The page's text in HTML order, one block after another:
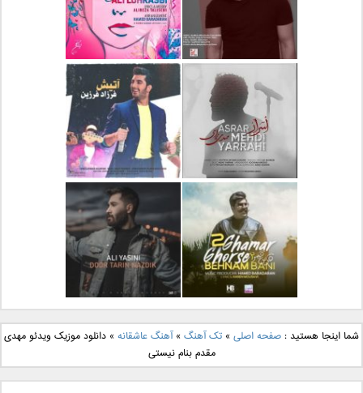
دانلود آهنگ جدید رضا
بهرام بنام نگار
دانلود آهنگ جدید علی
لهراسبی بنام صورت
دانلود آهنگ جدید مهدی
یراحی بنام اسرار
دانلود آهنگ جدید فرزاد
فرزین بنام آتیش
دانلود آهنگ جدید بهنام
بانی بنام قرص قمر 2
دانلود آهنگ جدید علی
یاسینی بنام دورترین نزدیک
شما اینجا هستید :صفحه اصلی »تک آهنگ »آهنگ عاشقانه »دانلود موزیک ویدئو مهدی
مقدم بنام نیستی